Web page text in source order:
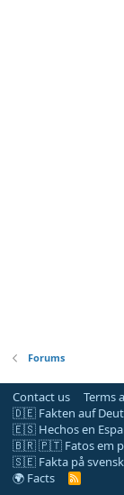
Forums
Contact us Terms
🇩🇪 Fakten auf
🇪🇸 Hechos en
🇧🇷 🇵🇹 Fatos em
🇸🇪 Fakta på
🌍 Facts
R